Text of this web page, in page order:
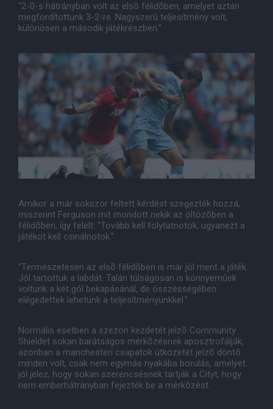
"2-0-s hátrányban volt az elsõ félidõben, amelyet aztán
megfordítottunk 3-2-re. Nagyszerû teljesítmény volt,
különösen a második játékrészben."
Amikor a már sokszor feltett kérdést szegezték hozzá,
miszerint Ferguson mit mondott nekik az öltözõben a
félidõben, így felelt: "Tovább kell folytatnotok, ugyanezt a
játékot kell csinálnotok."
"Természetesen az elsõ félidõben is már jól ment a játék.
Jól tartottuk a labdát. Talán túlságosan is könnyemûek
voltunk a két gól bekapásánál, de összességében
elégedettek lehetünk a teljesítményünkkel."
Normális esetben a szezon kezdetét jelzõ Community
Shieldet sokan barátságos mérkõzésnek aposztrofálják,
azonban a manchesteri csapatok ütközetét jelzõ döntõ
minden volt, csak nem egymás nyakába borulás, amelyet
jól jelez, hogy sokan szerencsésnek tartják a Cityt, hogy
nem emberhátrányban fejezték be a mérkõzést.